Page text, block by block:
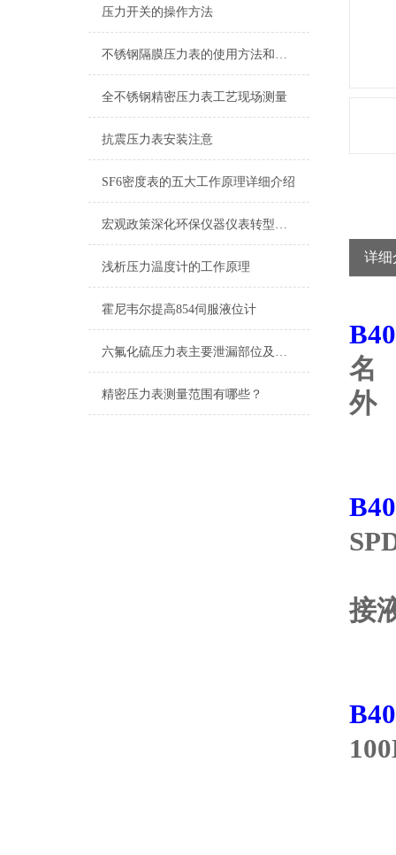
压力开关的操作方法
不锈钢隔膜压力表的使用方法和维护保养方式
全不锈钢精密压力表工艺现场测量
抗震压力表安装注意
SF6密度表的五大工作原理详细介绍
宏观政策深化环保仪器仪表转型发展
浅析压力温度计的工作原理
霍尼韦尔提高854伺服液位计
六氟化硫压力表主要泄漏部位及处理方法
精密压力表测量范围有哪些？
详细
名
外
接